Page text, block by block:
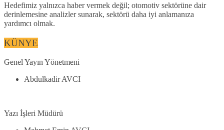
Hedefimiz yalnızca haber vermek değil; otomotiv sektörüne dair
derinlemesine analizler sunarak, sektörü daha iyi anlamanıza
yardımcı olmak.
KÜNYE
Genel Yayın Yönetmeni
Abdulkadir AVCI
Yazı İşleri Müdürü